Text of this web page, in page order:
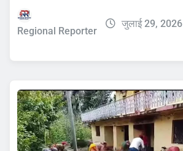
Regional Reporter
जुलाई 29, 2026